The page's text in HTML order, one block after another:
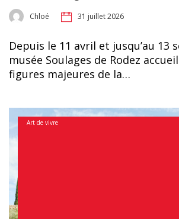
Chloé 31 juillet 2026
Depuis le 11 avril et jusqu’au 13
musée Soulages de Rodez
figures majeures de la…
Art de vivre